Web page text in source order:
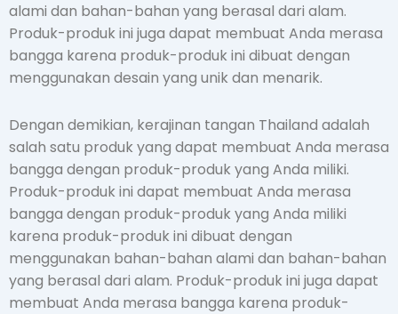
alami dan bahan-bahan yang berasal dari alam.
Produk-produk ini juga dapat membuat Anda merasa
bangga karena produk-produk ini dibuat dengan
menggunakan desain yang unik dan menarik.
Dengan demikian, kerajinan tangan Thailand adalah
salah satu produk yang dapat membuat Anda merasa
bangga dengan produk-produk yang Anda miliki.
Produk-produk ini dapat membuat Anda merasa
bangga dengan produk-produk yang Anda miliki
karena produk-produk ini dibuat dengan
menggunakan bahan-bahan alami dan bahan-bahan
yang berasal dari alam. Produk-produk ini juga dapat
membuat Anda merasa bangga karena produk-